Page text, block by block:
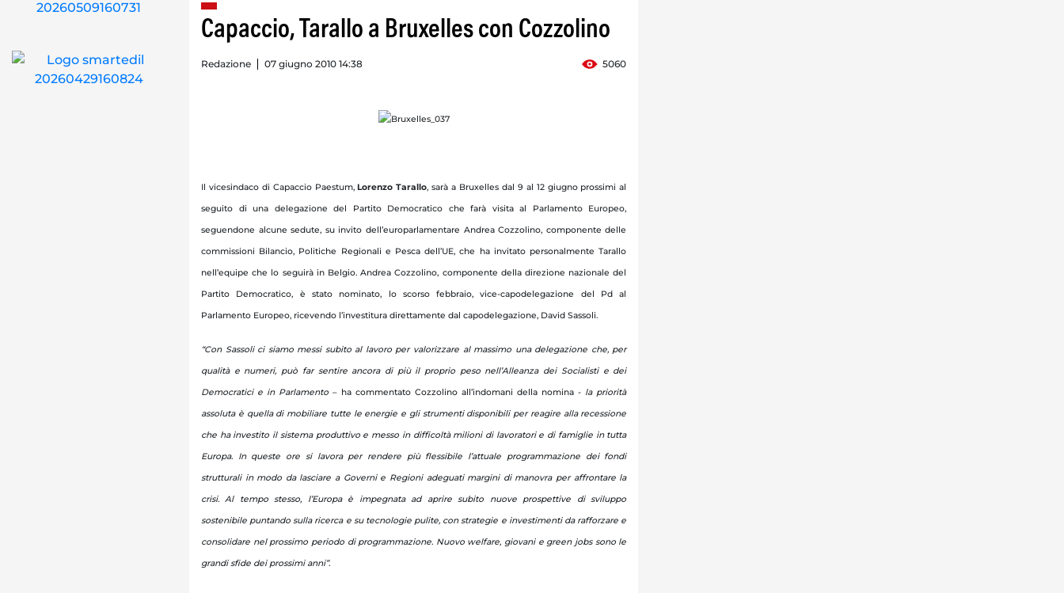
Capaccio, Tarallo a Bruxelles con Cozzolino
Redazione 07 giugno 2010 14:38 5060
Il vicesindaco di Capaccio Paestum, Lorenzo Tarallo, sarà a Bruxelles dal 9 al 12 giugno prossimi al
seguito di una delegazione del Partito Democratico che farà visita al Parlamento Europeo,
seguendone alcune sedute, su invito dell’europarlamentare Andrea Cozzolino, componente delle
commissioni Bilancio, Politiche Regionali e Pesca dell’UE, che ha invitato personalmente Tarallo
nell’equipe che lo seguirà in Belgio. Andrea Cozzolino, componente della direzione nazionale del
Partito Democratico, è stato nominato, lo scorso febbraio, vice-capodelegazione del Pd al
Parlamento Europeo, ricevendo l’investitura direttamente dal capodelegazione, David Sassoli.
“Con Sassoli ci siamo messi subito al lavoro per valorizzare al massimo una delegazione che, per
qualità e numeri, può far sentire ancora di più il proprio peso nell’Alleanza dei Socialisti e dei
Democratici e in Parlamento – ha commentato Cozzolino all’indomani della nomina - la priorità
assoluta è quella di mobiliare tutte le energie e gli strumenti disponibili per reagire alla recessione
che ha investito il sistema produttivo e messo in difficoltà milioni di lavoratori e di famiglie in tutta
Europa. In queste ore si lavora per rendere più flessibile l’attuale programmazione dei fondi
strutturali in modo da lasciare a Governi e Regioni adeguati margini di manovra per affrontare la
crisi. Al tempo stesso, l’Europa è impegnata ad aprire subito nuove prospettive di sviluppo
sostenibile puntando sulla ricerca e su tecnologie pulite, con strategie e investimenti da rafforzare e
consolidare nel prossimo periodo di programmazione. Nuovo welfare, giovani e green jobs sono le
grandi sfide dei prossimi anni”.